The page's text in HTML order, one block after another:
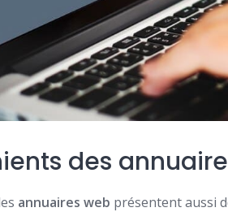
des
annuaires web présentent aussi